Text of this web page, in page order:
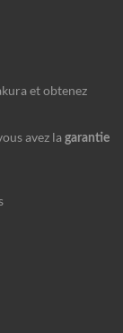
et obtenez
avez lagarantie